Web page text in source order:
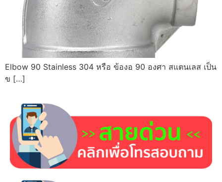
Elbow 90 Stainless 304 หรือ ข้องอ 90 องศา สแตนเลส เป็น
ข […]